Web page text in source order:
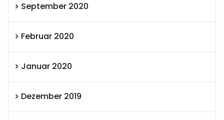
September 2020
Februar 2020
Januar 2020
Dezember 2019